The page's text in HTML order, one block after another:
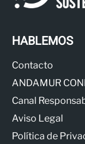
HABLEMOS
Contacto
ANDAMUR
Canal
Aviso Legal
Política de